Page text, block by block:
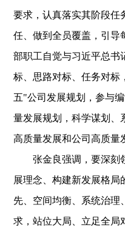
要求，认真落实其阶段任
任、做到全员覆盖，引导
部职工自觉与习近平总书
标、思路对标、任务对标
五"公司发展规划，参与
量发展规划，科学谋划、
高质量发展和公司高质量
张金良强调，要深刻
展理念、构建新发展格
先、空间均衡、系统治理
求，站位大局、立足全局